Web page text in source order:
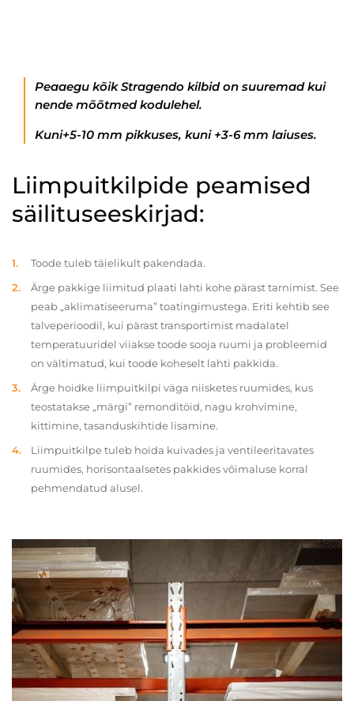
Peaaegu kõik Stragendo kilbid on suuremad kui
nende mõõtmed kodulehel.
Kuni+5-10 mm pikkuses, kuni +3-6 mm laiuses.
Liimpuitkilpide peamised
säilituseeskirjad:
Toode tuleb täielikult pakendada.
Ärge pakkige liimitud plaati lahti kohe pärast tarnimist. See
peab „aklimatiseeruma” toatingimustega. Eriti kehtib see
talveperioodil, kui pärast transportimist madalatel
temperatuuridel viiakse toode sooja ruumi ja probleemid
on vältimatud, kui toode koheselt lahti pakkida.
Ärge hoidke liimpuitkilpi väga niisketes ruumides, kus
teostatakse „märgi” remonditöid, nagu krohvimine,
kittimine, tasanduskihtide lisamine.
Liimpuitkilpe tuleb hoida kuivades ja ventileeritavates
ruumides, horisontaalsetes pakkides võimaluse korral
pehmendatud alusel.